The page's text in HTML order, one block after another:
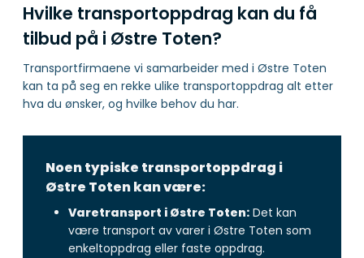
Hvilke transportoppdrag kan du få
tilbud på i Østre Toten?
Transportfirmaene vi samarbeider med i Østre Toten
kan ta på seg en rekke ulike transportoppdrag alt etter
hva du ønsker, og hvilke behov du har.
Noen typiske transportoppdrag i
Østre Toten kan være:
Varetransport i Østre Toten: Det kan
være transport av varer i Østre Toten som
enkeltoppdrag eller faste oppdrag.